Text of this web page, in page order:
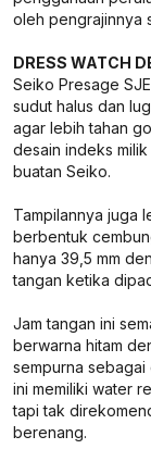
oleh pengrajinnya
DRESS WATCH
Seiko Presage
sudut halus dan
agar lebih tahan
desain indeks milik
buatan Seiko.
Tampilannya juga
berbentuk
hanya 39,5 mm
tangan ketika
Jam tangan ini
berwarna hitam
sempurna sebagai
ini memiliki water
tapi tak
berenang.